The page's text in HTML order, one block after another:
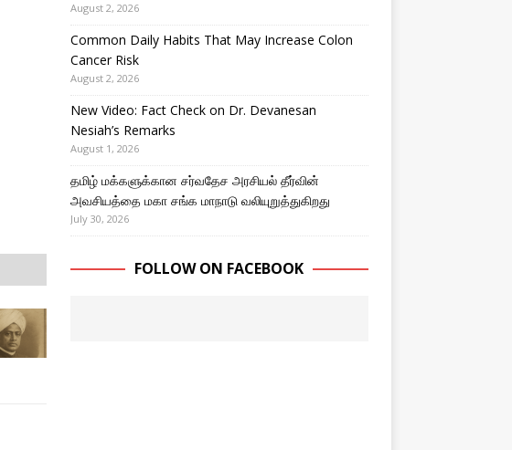
August 2, 2026
Common Daily Habits That May Increase Colon
Cancer Risk
August 2, 2026
New Video: Fact Check on Dr. Devanesan
Nesiah’s Remarks
August 1, 2026
தமிழ் மக்களுக்கான சர்வதேச அரசியல் தீர்வின்
அவசியத்தை மகா சங்க மாநாடு வலியுறுத்துகிறது
July 30, 2026
FOLLOW ON FACEBOOK